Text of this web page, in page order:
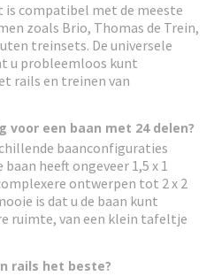
compatibel met de meeste
zoals Brio, Thomas de Trein,
treinsets. De universele
u probleemloos kunt
rails en treinen van
voor een baan met 24 delen?
baanconfiguraties
heeft ongeveer 1,5 x 1
ontwerpen tot 2 x 2
is dat u de baan kunt
ruimte, van een klein tafeltje
rails het beste?